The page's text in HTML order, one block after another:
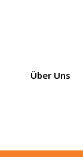
Über Uns